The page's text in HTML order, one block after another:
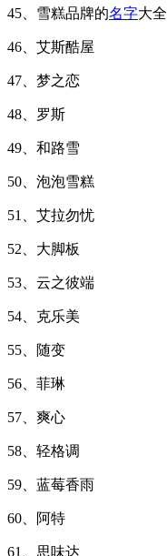
45、雪糕品牌的名字大全
46、艾斯酷屋
47、梦之恋
48、罗斯
49、和路雪
50、泡泡雪糕
51、艾拉勿忧
52、大脚板
53、云之彼端
54、克乐美
55、随变
56、菲琳
57、爽心
58、轻格调
59、蓝莓香雨
60、阿特
61、思味达